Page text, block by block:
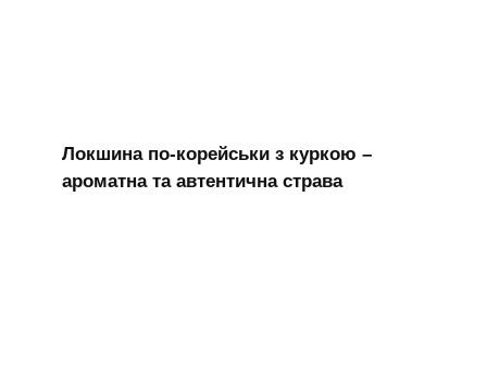
Локшина по-корейськи з куркою –
ароматна та автентична страва